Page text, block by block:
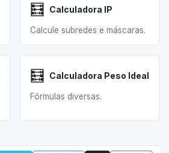
🧮 Calculadora IP
Calcule subredes e máscaras.
🧮 Calculadora Peso Ideal
Fórmulas diversas.